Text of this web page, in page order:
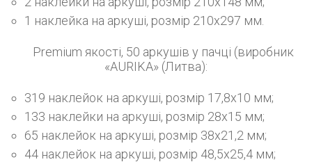
1 наклейка на аркуші, розмір 210х297 мм.
Premium якості, 50 аркушів у пачці (виробник
«AURIKA» (Литва):
319 наклейок на аркуші, розмір 17,8х10 мм;
133 наклейки на аркуші, розмір 28х15 мм;
65 наклейок на аркуші, розмір 38х21,2 мм;
44 наклейок на аркуші, розмір 48,5х25,4 мм;